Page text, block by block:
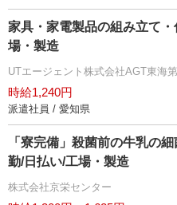
家具・家電製品の組み立て
場・製造
UTエージェント株式会社AGT東海
時給1,240円
派遣社員 / 愛知県
「寮完備」殺菌前の牛乳の
勤/日払い/工場・製造
株式会社京栄センター